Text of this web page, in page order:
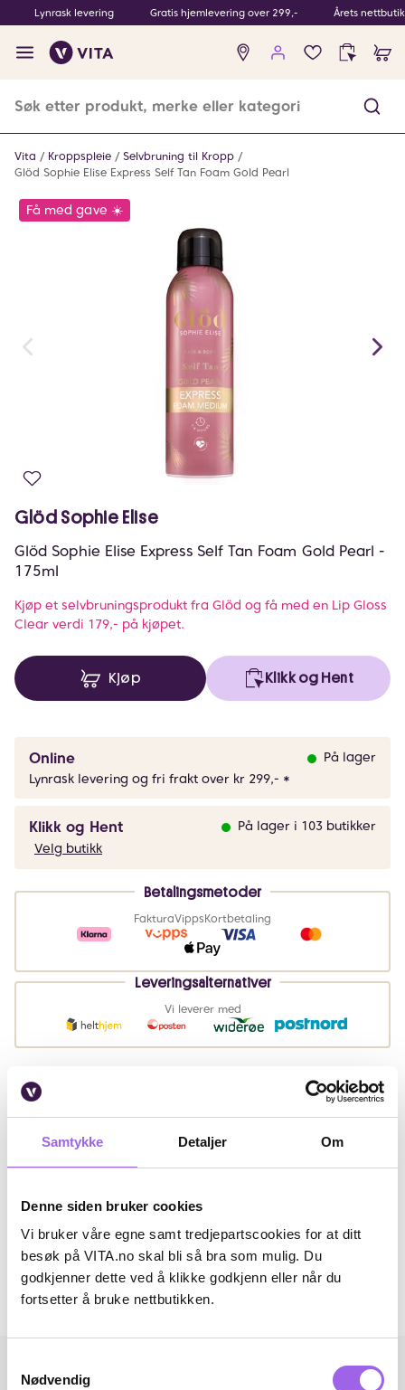
Samtykke Detaljer Om
Denne siden bruker cookies
Vi bruker våre egne samt tredjepartscookies for at ditt
besøk på VITA.no skal bli så bra som mulig. Du
godkjenner dette ved å klikke godkjenn eller når du
fortsetter å bruke nettbutikken.
Nødvendig
Lynrask levering Gratis hjemlevering over 299,- Årets
Ingen
produkter
Vita Kroppspleie
Selvbruning til Kropp
Glöd Sophie Elise Express Self Tan Foam Gold Pearl
Få med gave ☀️
Glöd Sophie Elise
Glöd Sophie Elise Express Self Tan Foam Gold Pearl -
175ml
Kjøp et selvbruningsprodukt fra Glöd og få med en Lip Gloss
Clear verdi 179,- på kjøpet.
Kjøp Klikk og Hent
Online
På lager
Lynrask levering og fri frakt over kr 299,- *
Klikk og Hent
På lager i 103 butikker
Velg butikk
Betalingsmetoder
FakturaVippsKortbetaling
Leveringsalternativer
Vi leverer med
Beskrivelse
Bruk
Artikkelnummer: 260512001
Omtaler
Andre har også kjøpt..